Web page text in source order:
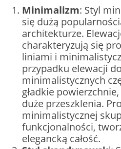
Minimalizm: Styl
się dużą
architekturze.
charakteryzują się
liniami i
przypadku elewacji
minimalistycznych
gładkie
duże przeszklenia.
minimalistycznej
funkcjonalności,
elegancką całość.